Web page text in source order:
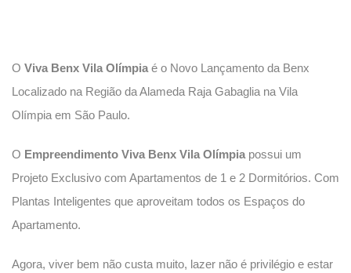
O Viva Benx Vila Olímpia é o Novo Lançamento da Benx
Localizado na Região da Alameda Raja Gabaglia na Vila
Olímpia em São Paulo.
O Empreendimento Viva Benx Vila Olímpia possui um
Projeto Exclusivo com Apartamentos de 1 e 2 Dormitórios. Com
Plantas Inteligentes que aproveitam todos os Espaços do
Apartamento.
Agora, viver bem não custa muito, lazer não é privilégio e estar